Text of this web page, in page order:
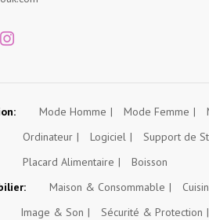
Mode Homme Mode Femme
Ordinateur Logiciel Support de
Placard Alimentaire
Boisson
Maison & Consommable
Image & Son Sécurité & Protection